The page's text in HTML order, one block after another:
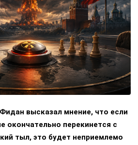
высказал мнение, что если
окончательно перекинется с
тыл, это будет неприемлемо